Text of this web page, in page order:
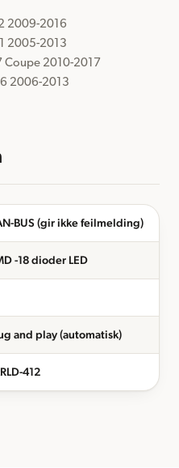
2009-2016
2005-2013
Coupe 2010-2017
2006-2013
BUS (gir ikke feilmelding)
-18 dioder LED
and play (automatisk)
412